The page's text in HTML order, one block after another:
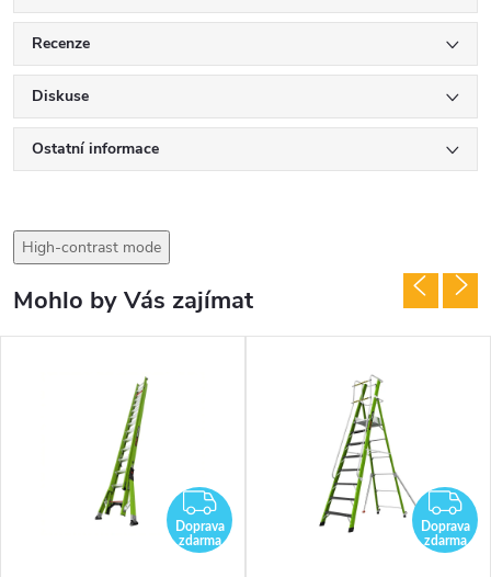
Recenze
Diskuse
Ostatní informace
High-contrast mode
Mohlo by Vás zajímat
ZDARMA
Doprava
zdarma
Doprava
zdarma